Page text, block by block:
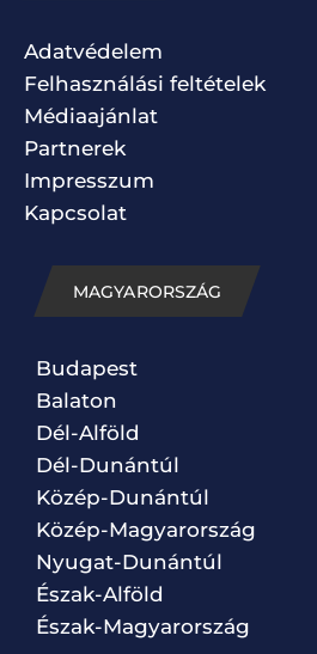
Adatvédelem
Felhasználási feltételek
Médiaajánlat
Partnerek
Impresszum
Kapcsolat
MAGYARORSZÁG
Budapest
Balaton
Dél-Alföld
Dél-Dunántúl
Közép-Dunántúl
Közép-Magyarország
Nyugat-Dunántúl
Észak-Alföld
Észak-Magyarország